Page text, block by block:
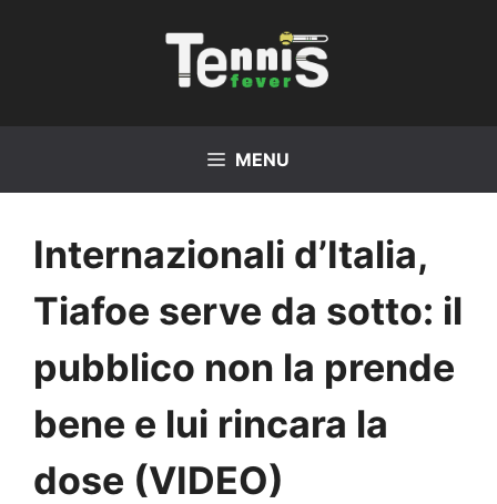
MENU
Internazionali d’Italia,
Tiafoe serve da sotto: il
pubblico non la prende
bene e lui rincara la
dose (VIDEO)